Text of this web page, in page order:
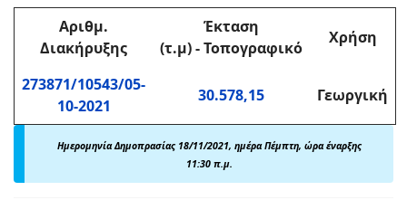
Αριθμ.
Διακήρυξης
Έκταση
(τ.μ)-Τοπογραφικό
Χρήση
273871/10543/05-
10-2021
30.578,15 Γεωργική
Ημερομηνία Δημοπρασίας 18/11/2021, ημέρα Πέμπτη, ώρα έναρξης
11:30 π.μ.